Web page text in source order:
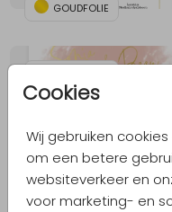
Cookies
Wij gebruiken
om een betere
websiteverkeer en
voor marketing- en
GOUDFOLIE